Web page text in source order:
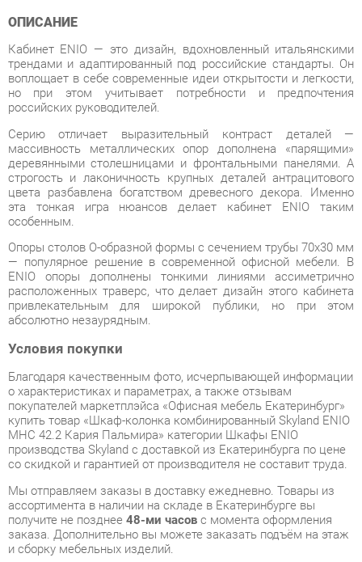
трендами и адаптированный под российские стандарты. Он
но при этом учитывает потребности и предпочтения
российских руководителей.
Серию отличает выразительный контраст деталей —
массивность металлических опор дополнена «парящими»
деревянными столешницами и фронтальными панелями. А
строгость и лаконичность крупных деталей антрацитового
цвета разбавлена богатством древесного декора. Именно
эта тонкая игра нюансов делает кабинет ENIO таким
особенным.
Опоры столов O-образной формы с сечением трубы 70х30 мм
— популярное решение в современной офисной мебели. В
ENIO опоры дополнены тонкими линиями ассиметрично
привлекательным для широкой публики, но при этом
абсолютно незаурядным.
Условия покупки
Благодаря качественным фото, исчерпывающей информации
покупателей маркетплэйса «Офисная мебель Екатеринбург»
купить товар «Шкаф-колонка комбинированный Skyland ENIO
MHC 42.2 Кария Пальмира» категории Шкафы ENIO
производства Skyland с доставкой из Екатеринбурга по цене
со скидкой и гарантией от производителя не составит труда.
Мы отправляем заказы в доставку ежедневно. Товары из
ассортимента в наличии на складе в Екатеринбурге вы
получите не позднее48-ми часовс момента оформления
заказа. Дополнительно вы можете заказать подъём на этаж
и сборку мебельных изделий.
Срок доставки в другие регионы, и для товаров, находящихся
на складах производителей, рассчитывается индивидуально.
Уточнить наличие, срок и стоимость доставки вы можете
через формуобратной связи.